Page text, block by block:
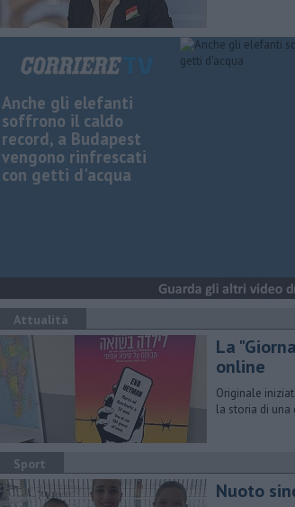
Anche gli elefanti
soffrono il caldo
record, a Budapest
vengono rinfrescati
con getti d'acqua
Attualità
La
online
Originale
la storia di una
Sport
Nuoto